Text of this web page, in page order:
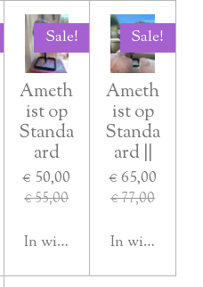
Sale!
Ameth
ist op
Standa
ard
€ 50,00
€ 55,00
In winkelwagen
Sale!
Ameth
ist op
Standa
ard ||
€ 65,00
€ 77,00
In